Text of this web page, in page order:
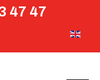
47 47